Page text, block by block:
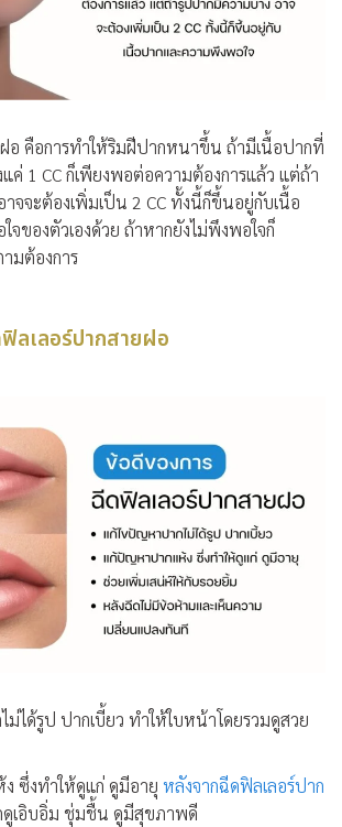
อ คือการทำให้ริมฝีปากหนาขึ้น ถ้ามีเนื้อปากที่
ค่ 1 CC ก็เพียงพอต่อความต้องการแล้ว แต่ถ้า
จจะต้องเพิ่มเป็น 2 CC ทั้งนี้ก็ขึ้นอยู่กับเนื้อ
จของตัวเองด้วย ถ้าหากยังไม่พึงพอใจก็
มต้องการ
ลเลอร์ปากสายฝอ
ได้รูป ปากเบี้ยว ทำให้ใบหน้าโดยรวมดูสวย
ซึ่งทำให้ดูแก่ ดูมีอายุ หลังจากฉีดฟิลเลอร์ปาก
ดูเอิบอิ่ม ชุ่มชื้น ดูมีสุขภาพดี